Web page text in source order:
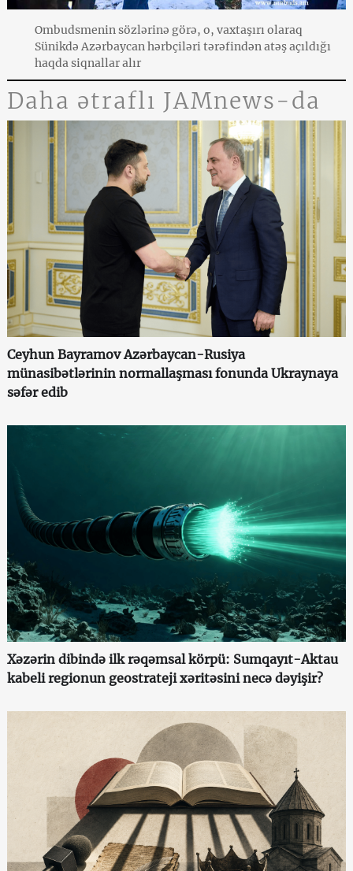
Ombudsmenin sözlərinə görə, o, vaxtaşırı olaraq
Sünikdə Azərbaycan hərbçiləri tərəfindən atəş açıldığı
haqda siqnallar alır
Daha ətraflı JAMnews-da
Ceyhun Bayramov Azərbaycan-Rusiya
münasibətlərinin normallaşması fonunda Ukraynaya
səfər edib
Xəzərin dibində ilk rəqəmsal körpü: Sumqayıt-Aktau
kabeli regionun geostrateji xəritəsini necə dəyişir?